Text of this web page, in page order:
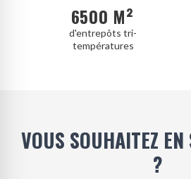
6500 M²
d'entrepôts tri-
températures
VOUS SOUHAITEZ
?